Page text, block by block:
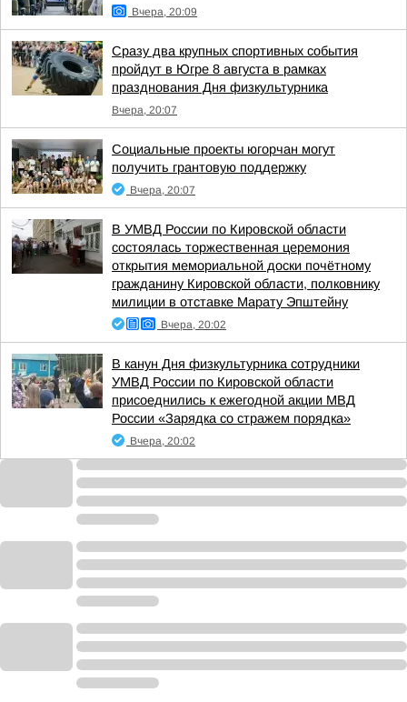
Вчера, 20:09
Сразу два крупных спортивных события
пройдут в Югре 8 августа в рамках
празднования Дня физкультурника
Вчера, 20:07
Социальные проекты югорчан могут
получить грантовую поддержку
Вчера, 20:07
В УМВД России по Кировской области
состоялась торжественная церемония
открытия мемориальной доски почётному
гражданину Кировской области, полковнику
милиции в отставке Марату Эпштейну
Вчера, 20:02
В канун Дня физкультурника сотрудники
УМВД России по Кировской области
присоеднились к ежегодной акции МВД
России «Зарядка со стражем порядка»
Вчера, 20:02